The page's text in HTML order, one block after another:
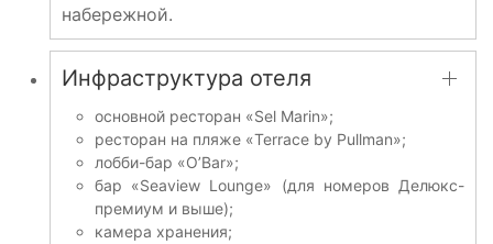
набережной.
Инфраструктура отеля
основной ресторан «Sel Marin»;
ресторан на пляже «Terrace by Pullman»;
лобби-бар «O’Bar»;
бар «Seaview Lounge» (для номеров Делюкс-
премиум и выше);
камера хранения;